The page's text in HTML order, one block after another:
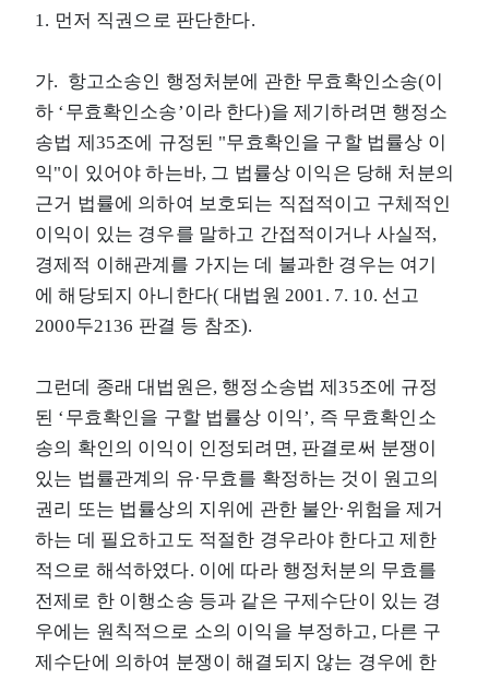
1. 먼저 직권으로 판단한다.
가. 항고소송인 행정처분에 관한 무효확인소송(이
하 ‘무효확인소송’이라 한다)을 제기하려면 행정소
송법 제35조에 규정된 "무효확인을 구할 법률상 이
익"이 있어야 하는바, 그 법률상 이익은 당해 처분의
근거 법률에 의하여 보호되는 직접적이고 구체적인
이익이 있는 경우를 말하고 간접적이거나 사실적,
경제적 이해관계를 가지는 데 불과한 경우는 여기
에 해당되지 아니한다( 대법원 2001. 7. 10. 선고
2000두2136 판결 등 참조).
그런데 종래 대법원은, 행정소송법 제35조에 규정
된 ‘무효확인을 구할 법률상 이익’, 즉 무효확인소
송의 확인의 이익이 인정되려면, 판결로써 분쟁이
있는 법률관계의 유·무효를 확정하는 것이 원고의
권리 또는 법률상의 지위에 관한 불안·위험을 제거
하는 데 필요하고도 적절한 경우라야 한다고 제한
적으로 해석하였다. 이에 따라 행정처분의 무효를
전제로 한 이행소송 등과 같은 구제수단이 있는 경
우에는 원칙적으로 소의 이익을 부정하고, 다른 구
제수단에 의하여 분쟁이 해결되지 않는 경우에 한